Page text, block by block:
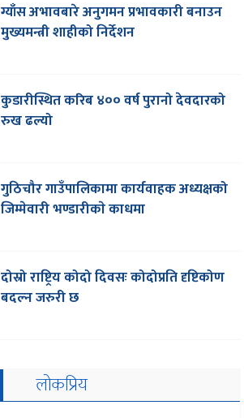
ग्याँस अभावबारे अनुगमन प्रभावकारी बनाउन
मुख्यमन्त्री शाहीको निर्देशन
कुडारीस्थित करिब ४०० वर्ष पुरानो देवदारको
रुख ढल्यो
गुठिचौर गाउँपालिकामा कार्यवाहक अध्यक्षको
जिम्मेवारी भण्डारीकाे काधमा
दोस्रो राष्ट्रिय कोदो दिवसः कोदोप्रति दृष्टिकोण
बदल्न जरुरी छ
लोकप्रिय